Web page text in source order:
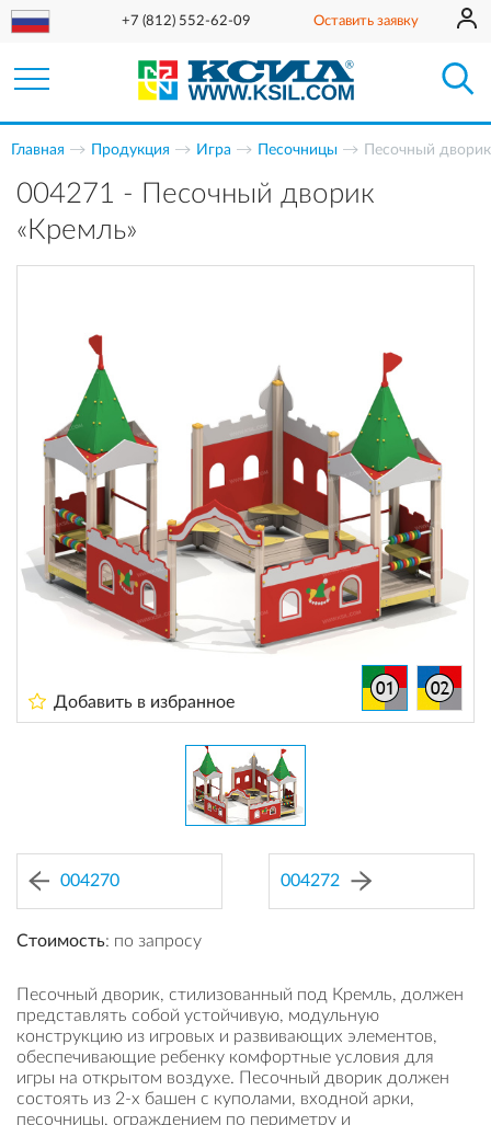
+7 (812) 552-62-09 Оставить заявку
Главная Продукция Игра Песочницы Песочный
004271 - Песочный дворик
«Кремль»
Добавить в избранное
004270 004272
Стоимость: по запросу
Песочный дворик, стилизованный под Кремль, должен
представлять собой устойчивую, модульную
конструкцию из игровых и развивающих элементов,
обеспечивающие ребенку комфортные условия для
игры на открытом воздухе. Песочный дворик должен
состоять из 2-х башен с куполами, входной арки,
песочницы, ограждением по периметру и